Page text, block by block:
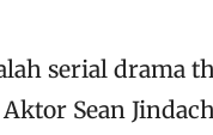
serial drama
Sean